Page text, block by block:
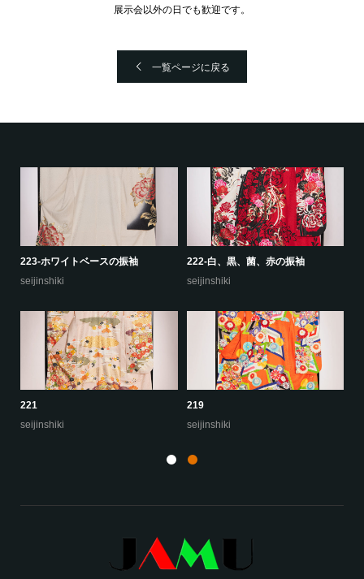
展示会以外の日でも歓迎です。
一覧ページに戻る
223-ホワイトベースの振袖
seijinshiki
222-白、黒、菌、赤の振袖
seijinshiki
221
seijinshiki
219
seijinshiki